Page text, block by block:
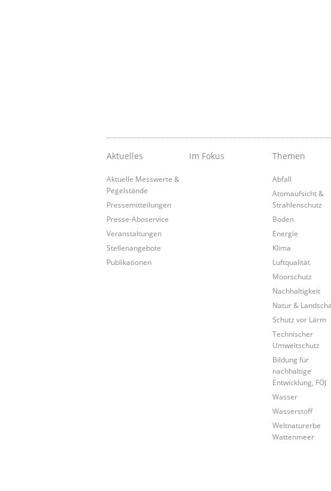
Aktuelles
Aktuelle Messwerte &
Pegelstände
Pressemitteilungen
Presse-Aboservice
Veranstaltungen
Stellenangebote
Publikationen
Im Fokus Themen
Abfall
Atomaufsicht &
Strahlenschutz
Boden
Energie
Klima
Luftqualität
Moorschutz
Nachhaltigkeit
Natur &
Schutz vor Lärm
Technischer
Umweltschutz
Bildung für
nachhaltige
Entwicklung, FÖJ
Wasser
Wasserstoff
Weltnaturerbe
Wattenmeer